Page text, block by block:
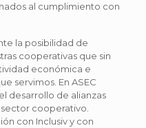
al cumplimiento con
la posibilidad de
cooperativas que sin
económica e
servimos. En ASEC
desarrollo de alianzas
cooperativo.
con Inclusiv y con